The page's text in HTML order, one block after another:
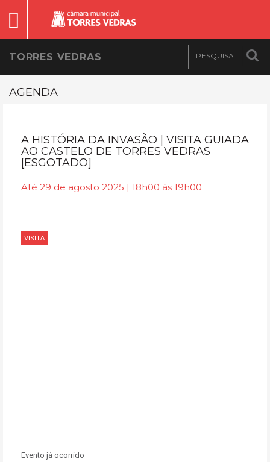
TORRES VEDRAS
AGENDA
A HISTÓRIA DA INVASÃO | VISITA GUIADA
AO CASTELO DE TORRES VEDRAS
[ESGOTADO]
Até 29 de agosto 2025 | 18h00 às 19h00
VISITA
Evento já ocorrido